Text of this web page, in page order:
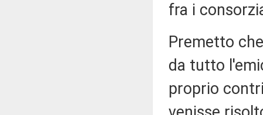
fra i
Premetto
da tutto
proprio